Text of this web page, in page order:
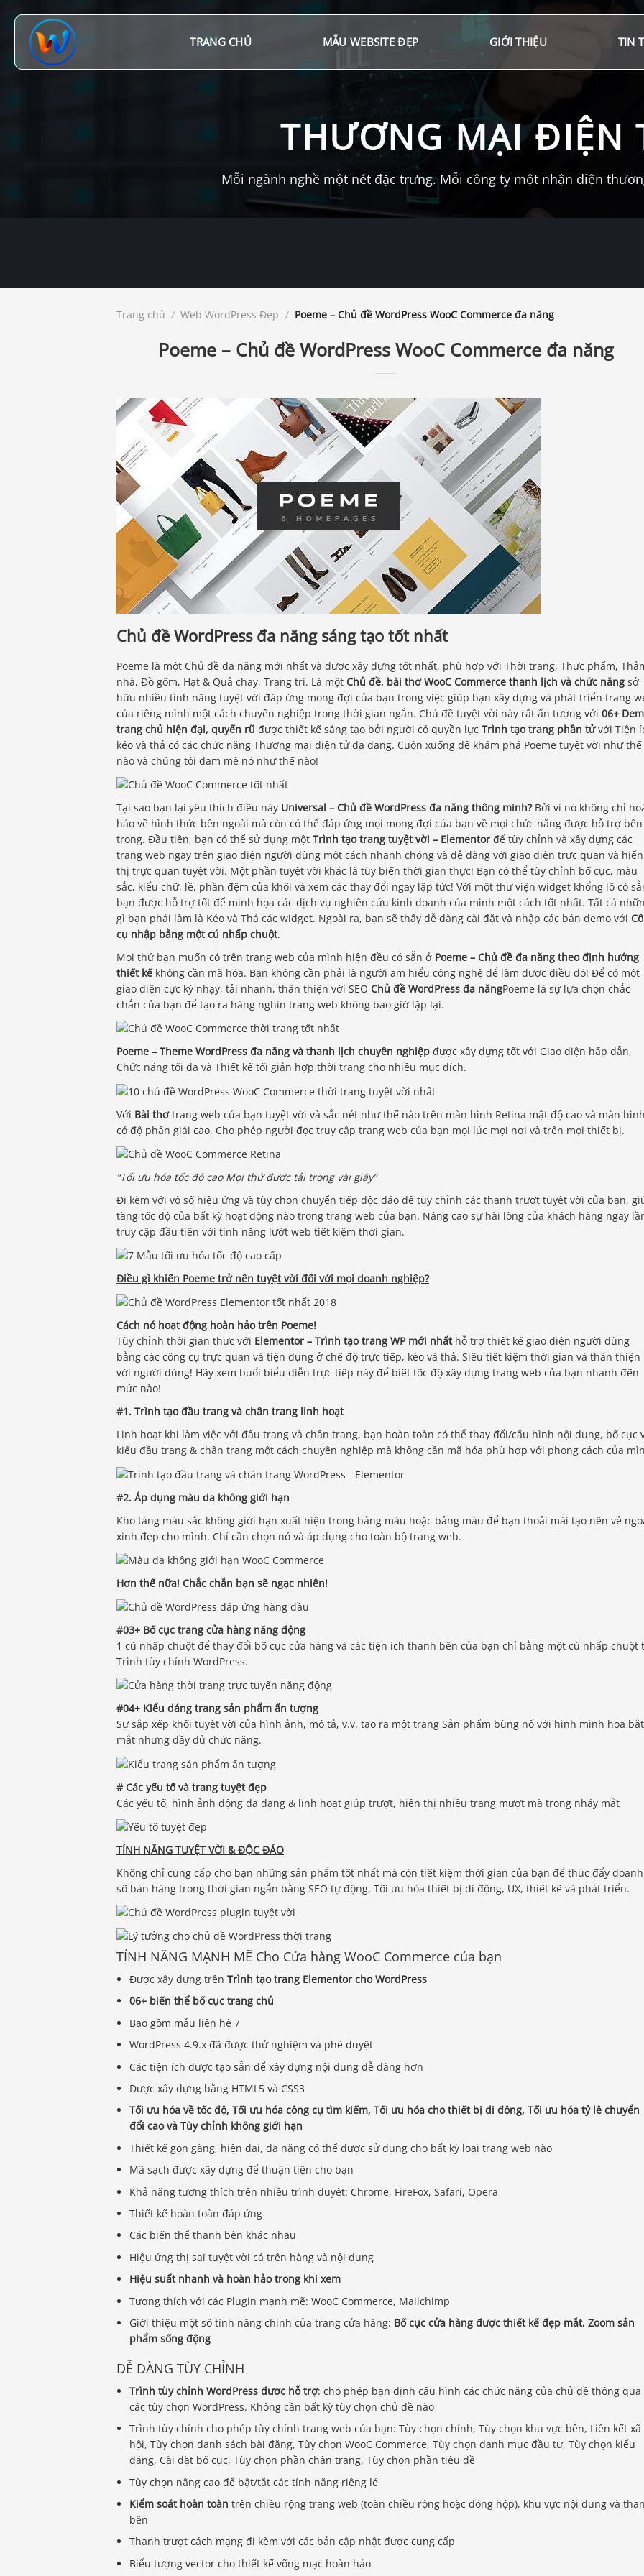
đến
TRANG CHỦ MẪU WEBSITE ĐẸP GIỚI THIỆU TIN
THƯƠNG MẠI ĐIỆN
Mỗi ngành nghề một nét đặc trưng. Mỗi công ty một nhận diện
Trang chủ / Web WordPress Đẹp / Poeme – Chủ đề WordPress WooC Commerce đa năng
Poeme – Chủ đề WordPress WooC Commerce đa năng
Chủ đề WordPress đa năng sáng tạo tốt nhất
Poeme là một Chủ đề đa năng mới nhất và được xây dựng tốt nhất, phù hợp với Thời trang, Thực phẩm,
nhà, Đồ gốm, Hạt & Quả chay, Trang trí. Là một Chủ đề, bài thơ WooC Commerce thanh lịch và chức năng sở
hữu nhiều tính năng tuyệt vời đáp ứng mong đợi của bạn trong việc giúp bạn xây dựng và phát triển trang
của riêng mình một cách chuyên nghiệp trong thời gian ngắn. Chủ đề tuyệt vời này rất ấn tượng với 06+
trang chủ hiện đại, quyến rũ được thiết kế sáng tạo bởi người có quyền lực Trình tạo trang phần tửvới Tiện
kéo và thả có các chức năng Thương mại điện tử đa dạng. Cuộn xuống để khám phá Poeme tuyệt vời như thế
nào và chúng tôi đam mê nó như thế nào!
Tại sao bạn lại yêu thích điều này Universal – Chủ đề WordPress đa năng thông minh?Bởi vì nó không chỉ
hảo về hình thức bên ngoài mà còn có thể đáp ứng mọi mong đợi của bạn về mọi chức năng được hỗ trợ bên
trong. Đầu tiên, bạn có thể sử dụng một Trình tạo trang tuyệt vời – Elementor để tùy chỉnh và xây dựng các
trang web ngay trên giao diện người dùng một cách nhanh chóng và dễ dàng với giao diện trực quan và hiển
thị trực quan tuyệt vời. Một phần tuyệt vời khác là tùy biến thời gian thực! Bạn có thể tùy chỉnh bố cục, màu
sắc, kiểu chữ, lề, phần đệm của khối và xem các thay đổi ngay lập tức! Với một thư viện widget khổng lồ có
bạn được hỗ trợ tốt để minh họa các dịch vụ nghiên cứu kinh doanh của mình một cách tốt nhất. Tất cả
gì bạn phải làm là Kéo và Thả các widget. Ngoài ra, bạn sẽ thấy dễ dàng cài đặt và nhập các bản demo với
cụ nhập bằng một cú nhấp chuột.
Mọi thứ bạn muốn có trên trang web của mình hiện đều có sẵn ở Poeme – Chủ đề đa năng theo định hướng
thiết kế không cần mã hóa. Bạn không cần phải là người am hiểu công nghệ để làm được điều đó! Để có một
giao diện cực kỳ nhạy, tải nhanh, thân thiện với SEO Chủ đề WordPress đa năngPoeme là sự lựa chọn chắc
chắn của bạn để tạo ra hàng nghìn trang web không bao giờ lặp lại.
Poeme – Theme WordPress đa năng và thanh lịch chuyên nghiệp được xây dựng tốt với Giao diện hấp dẫn,
Chức năng tối đa và Thiết kế tối giản hợp thời trang cho nhiều mục đích.
Với Bài thơtrang web của bạn tuyệt vời và sắc nét như thế nào trên màn hình Retina mật độ cao và màn
có độ phân giải cao. Cho phép người đọc truy cập trang web của bạn mọi lúc mọi nơi và trên mọi thiết bị.
“Tối ưu hóa tốc độ cao Mọi thứ được tải trong vài giây”
Đi kèm với vô số hiệu ứng và tùy chọn chuyển tiếp độc đáo để tùy chỉnh các thanh trượt tuyệt vời của bạn,
tăng tốc độ của bất kỳ hoạt động nào trong trang web của bạn. Nâng cao sự hài lòng của khách hàng ngay
truy cập đầu tiên với tính năng lướt web tiết kiệm thời gian.
Điều gì khiến Poeme trở nên tuyệt vời đối với mọi doanh nghiệp?
Cách nó hoạt động hoàn hảo trên Poeme!
Tùy chỉnh thời gian thực với Elementor – Trình tạo trang WP mới nhất hỗ trợ thiết kế giao diện người dùng
bằng các công cụ trực quan và tiện dụng ở chế độ trực tiếp, kéo và thả. Siêu tiết kiệm thời gian và thân thiện
với người dùng! Hãy xem buổi biểu diễn trực tiếp này để biết tốc độ xây dựng trang web của bạn nhanh đến
mức nào!
#1. Trình tạo đầu trang và chân trang linh hoạt
Linh hoạt khi làm việc với đầu trang và chân trang, bạn hoàn toàn có thể thay đổi/cấu hình nội dung, bố cục
kiểu đầu trang & chân trang một cách chuyên nghiệp mà không cần mã hóa phù hợp với phong cách của
#2. Áp dụng màu da không giới hạn
Kho tàng màu sắc không giới hạn xuất hiện trong bảng màu hoặc bảng màu để bạn thoải mái tạo nên vẻ
xinh đẹp cho mình. Chỉ cần chọn nó và áp dụng cho toàn bộ trang web.
Hơn thế nữa! Chắc chắn bạn sẽ ngạc nhiên!
#03+ Bố cục trang cửa hàng năng động
1 cú nhấp chuột để thay đổi bố cục cửa hàng và các tiện ích thanh bên của bạn chỉ bằng một cú nhấp chuột
Trình tùy chỉnh WordPress.
#04+ Kiểu dáng trang sản phẩm ấn tượng
Sự sắp xếp khối tuyệt vời của hình ảnh, mô tả, v.v. tạo ra một trang Sản phẩm bùng nổ với hình minh họa bắt
mắt nhưng đầy đủ chức năng.
# Các yếu tố và trang tuyệt đẹp
Các yếu tố, hình ảnh động đa dạng & linh hoạt giúp trượt, hiển thị nhiều trang mượt mà trong nháy mắt
TÍNH NĂNG TUYỆT VỜI & ĐỘC ĐÁO
Không chỉ cung cấp cho bạn những sản phẩm tốt nhất mà còn tiết kiệm thời gian của bạn để thúc đẩy doanh
số bán hàng trong thời gian ngắn bằng SEO tự động, Tối ưu hóa thiết bị di động, UX, thiết kế và phát triển.
TÍNH NĂNG MẠNH MẼ Cho Cửa hàng WooC Commerce của bạn
Được xây dựng trênTrình tạo trang Elementor cho WordPress
06+ biến thể bố cục trang chủ
Bao gồm mẫu liên hệ 7
WordPress 4.9.x đã được thử nghiệm và phê duyệt
Các tiện ích được tạo sẵn để xây dựng nội dung dễ dàng hơn
Được xây dựng bằng HTML5 và CSS3
Tối ưu hóa về tốc độ, Tối ưu hóa công cụ tìm kiếm, Tối ưu hóa cho thiết bị di động, Tối ưu hóa tỷ lệ chuyển
đổi cao và Tùy chỉnh không giới hạn
Thiết kế gọn gàng, hiện đại, đa năng có thể được sử dụng cho bất kỳ loại trang web nào
Mã sạch được xây dựng để thuận tiện cho bạn
Khả năng tương thích trên nhiều trình duyệt: Chrome, FireFox, Safari, Opera
Thiết kế hoàn toàn đáp ứng
Các biến thể thanh bên khác nhau
Hiệu ứng thị sai tuyệt vời cả trên hàng và nội dung
Hiệu suất nhanh và hoàn hảo trong khi xem
Tương thích với các Plugin mạnh mẽ: WooC Commerce, Mailchimp
Giới thiệu một số tính năng chính của trang cửa hàng: Bố cục cửa hàng được thiết kế đẹp mắt, Zoom sản
phẩm sống động
DỄ DÀNG TÙY CHỈNH
Trình tùy chỉnh WordPress được hỗ trợ: cho phép bạn định cấu hình các chức năng của chủ đề thông qua
các tùy chọn WordPress. Không cần bất kỳ tùy chọn chủ đề nào
Trình tùy chỉnh cho phép tùy chỉnh trang web của bạn: Tùy chọn chính, Tùy chọn khu vực bên, Liên kết xã
hội, Tùy chọn danh sách bài đăng, Tùy chọn WooC Commerce, Tùy chọn danh mục đầu tư, Tùy chọn kiểu
dáng, Cài đặt bố cục, Tùy chọn phần chân trang, Tùy chọn phần tiêu đề
Tùy chọn nâng cao để bật/tắt các tính năng riêng lẻ
Kiểm soát hoàn toàn trên chiều rộng trang web (toàn chiều rộng hoặc đóng hộp), khu vực nội dung và
bên
Thanh trượt cách mạng đi kèm với các bản cập nhật được cung cấp
Biểu tượng vector cho thiết kế võng mạc hoàn hảo